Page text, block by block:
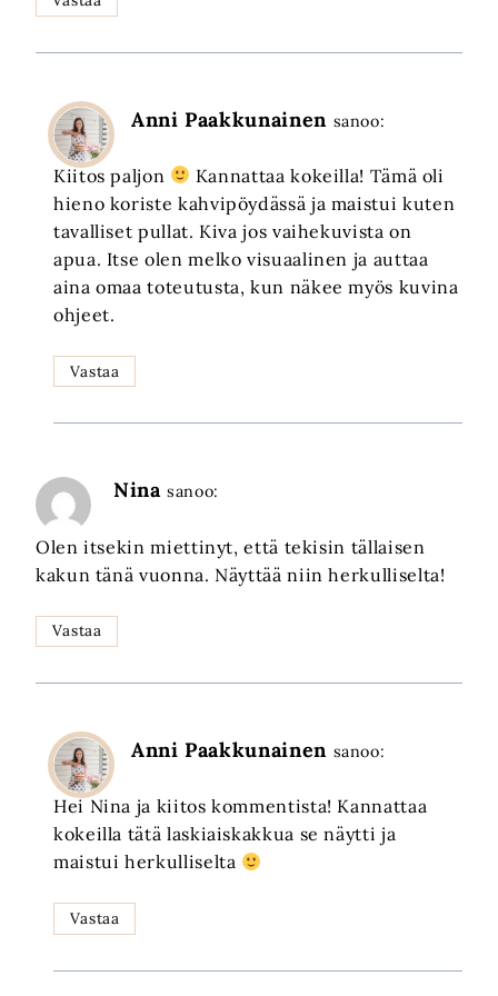
Anni Paakkunainen sanoo:
Kiitos paljon
Kannattaa kokeilla! Tämä oli
hieno koriste kahvipöydässä ja maistui kuten
tavalliset pullat. Kiva jos vaihekuvista on
apua. Itse olen melko visuaalinen ja auttaa
aina omaa toteutusta, kun näkee myös kuvina
ohjeet.
Vastaa
Nina sanoo:
Olen itsekin miettinyt, että tekisin tällaisen
kakun tänä vuonna. Näyttää niin herkulliselta!
Vastaa
Anni Paakkunainen sanoo:
Hei Nina ja kiitos kommentista! Kannattaa
kokeilla tätä laskiaiskakkua se näytti ja
maistui herkulliselta
Vastaa